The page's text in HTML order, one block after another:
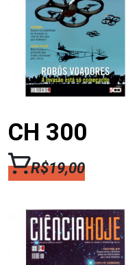
CH 300
R$19,00